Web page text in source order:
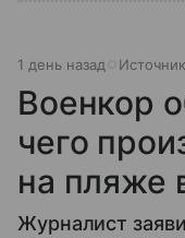
1 день назад
Военкор
чего
на пляже
Журналист